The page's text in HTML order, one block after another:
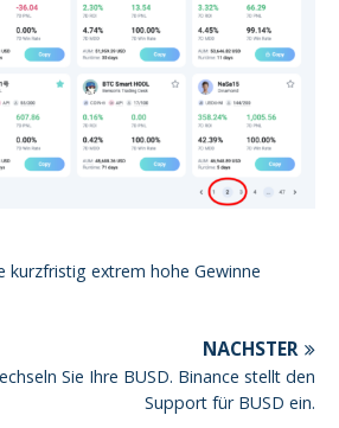
kurzfristig extrem hohe Gewinne
NÄCHSTER
Sie Ihre BUSD. Binance stellt den
Support für BUSD ein.